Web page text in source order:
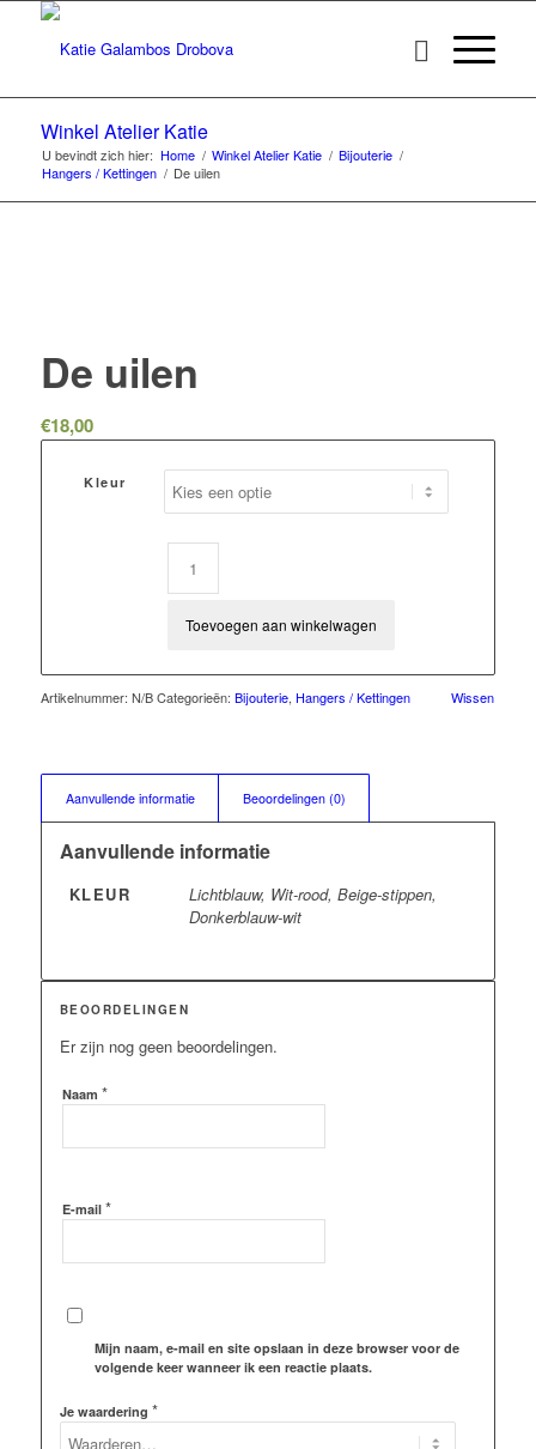
Winkel Atelier Katie
U bevindt zich hier: Home / Winkel Atelier Katie / Bijouterie /
Hangers / Kettingen / De uilen
De uilen
€18,00
Kleur
Wissen
Toevoegen aan winkelwagen
Artikelnummer: N/B Categorieën: Bijouterie, Hangers / Kettingen
Aanvullende informatie Beoordelingen (0)
Aanvullende informatie
KLEUR
Lichtblauw, Wit-rood, Beige-stippen,
Donkerblauw-wit
BEOORDELINGEN
Er zijn nog geen beoordelingen.
Naam *
E-mail *
Mijn naam, e-mail en site opslaan in deze browser voor de
volgende keer wanneer ik een reactie plaats.
Je waardering *